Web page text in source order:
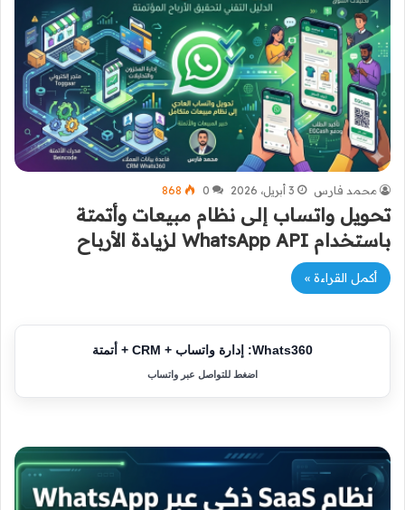
محمد فارس 3 أبريل، 2026 0
868
تحويل واتساب إلى نظام مبيعات وأتمتة
باستخدام WhatsApp API لزيادة الأرباح
أكمل القراءة »
Whats360: إدارة واتساب + CRM + أتمتة
اضغط للتواصل عبر واتساب